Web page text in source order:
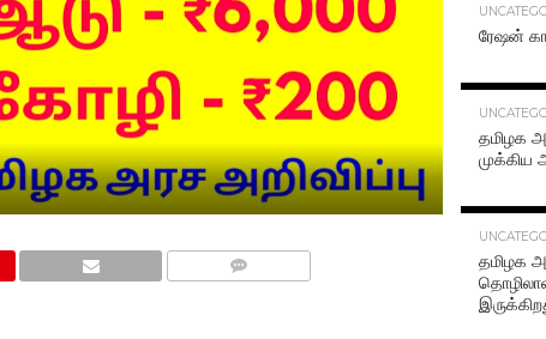
ரேஷன்
தமிழக
முக்கிய
தமிழக